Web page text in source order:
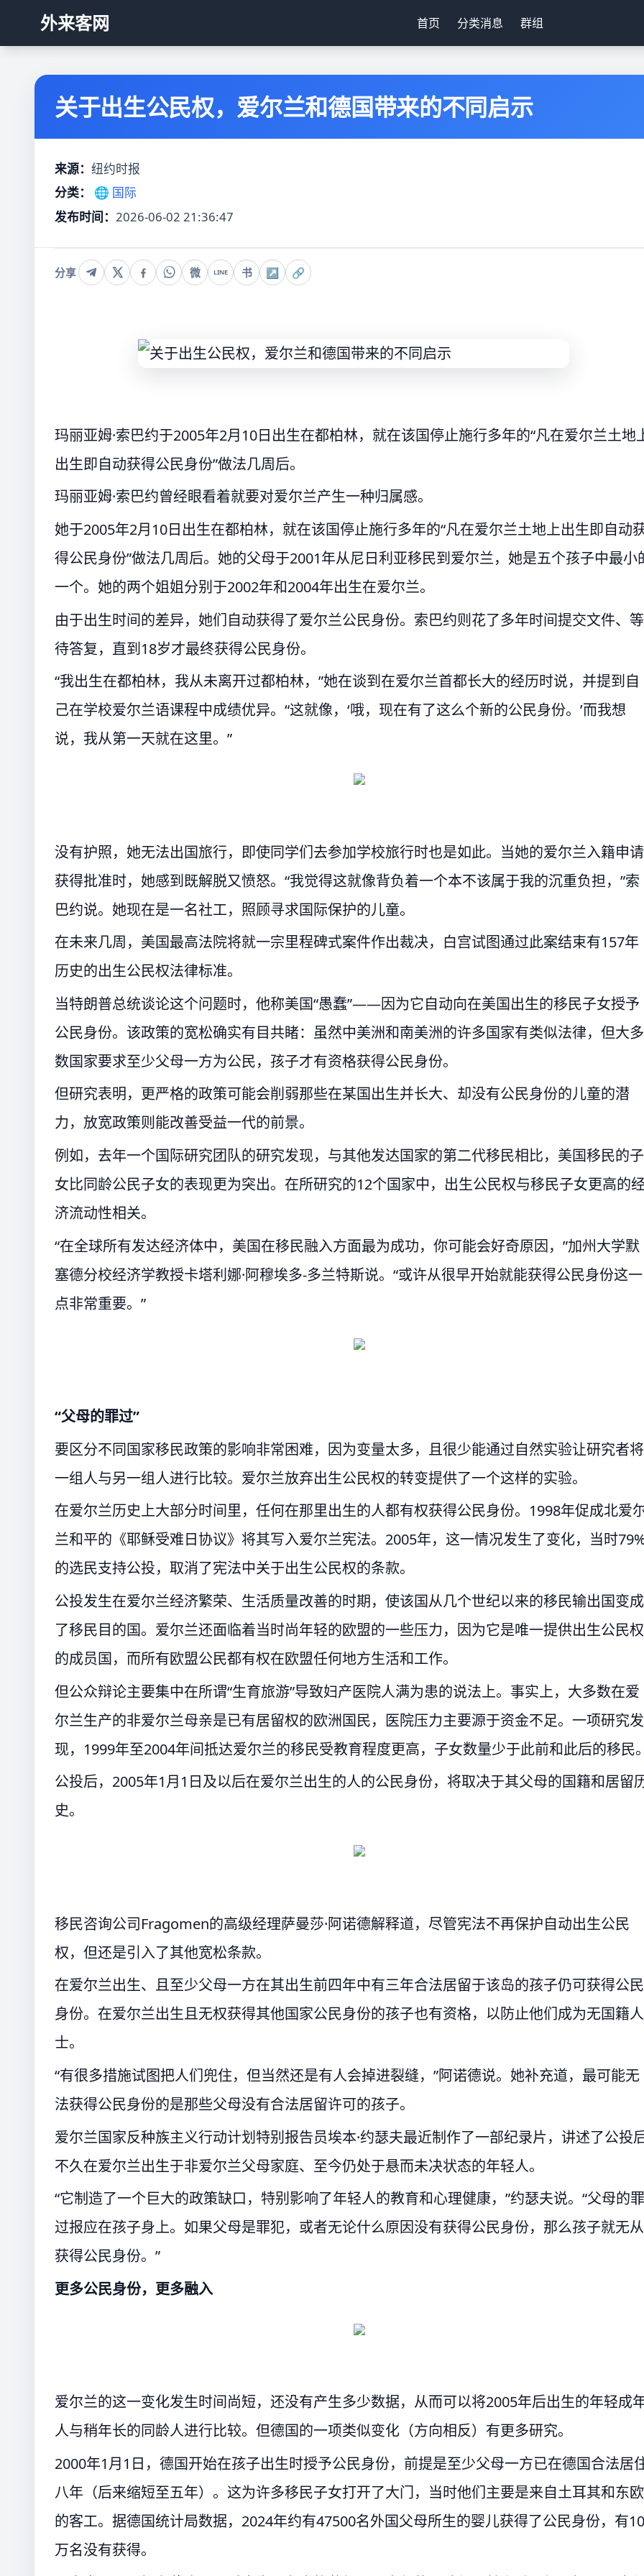
外来客网 首页 分类消息 群组
关于出生公民权，爱尔兰和德国带来的不同启示
来源： 纽约时报
分类：
🌐 国际
发布时间： 2026-06-02 21:36:47
分享 微 LINE 书 ↗ 🔗
玛丽亚姆·索巴约于2005年2月10日出生在都柏林，就在该国停止施行多年的“凡在爱尔兰土地
出生即自动获得公民身份”做法几周后。
玛丽亚姆·索巴约曾经眼看着就要对爱尔兰产生一种归属感。
她于2005年2月10日出生在都柏林，就在该国停止施行多年的“凡在爱尔兰土地上出生即自动
得公民身份”做法几周后。她的父母于2001年从尼日利亚移民到爱尔兰，她是五个孩子中最小
一个。她的两个姐姐分别于2002年和2004年出生在爱尔兰。
由于出生时间的差异，她们自动获得了爱尔兰公民身份。索巴约则花了多年时间提交文件、等
待答复，直到18岁才最终获得公民身份。
“我出生在都柏林，我从未离开过都柏林，”她在谈到在爱尔兰首都长大的经历时说，并提到自
己在学校爱尔兰语课程中成绩优异。“这就像，‘哦，现在有了这么个新的公民身份。’而我想
说，我从第一天就在这里。”
没有护照，她无法出国旅行，即使同学们去参加学校旅行时也是如此。当她的爱尔兰入籍申请
获得批准时，她感到既解脱又愤怒。“我觉得这就像背负着一个本不该属于我的沉重负担，”索
巴约说。她现在是一名社工，照顾寻求国际保护的儿童。
在未来几周，美国最高法院将就一宗里程碑式案件作出裁决，白宫试图通过此案结束有157年
历史的出生公民权法律标准。
当特朗普总统谈论这个问题时，他称美国“愚蠢”——因为它自动向在美国出生的移民子女授予
公民身份。该政策的宽松确实有目共睹：虽然中美洲和南美洲的许多国家有类似法律，但大多
数国家要求至少父母一方为公民，孩子才有资格获得公民身份。
但研究表明，更严格的政策可能会削弱那些在某国出生并长大、却没有公民身份的儿童的潜
力，放宽政策则能改善受益一代的前景。
例如，去年一个国际研究团队的研究发现，与其他发达国家的第二代移民相比，美国移民的子
女比同龄公民子女的表现更为突出。在所研究的12个国家中，出生公民权与移民子女更高的
济流动性相关。
“在全球所有发达经济体中，美国在移民融入方面最为成功，你可能会好奇原因，”加州大学默
塞德分校经济学教授卡塔利娜·阿穆埃多-多兰特斯说。“或许从很早开始就能获得公民身份这一
点非常重要。”
“父母的罪过”
要区分不同国家移民政策的影响非常困难，因为变量太多，且很少能通过自然实验让研究者将
一组人与另一组人进行比较。爱尔兰放弃出生公民权的转变提供了一个这样的实验。
在爱尔兰历史上大部分时间里，任何在那里出生的人都有权获得公民身份。1998年促成北爱
兰和平的《耶稣受难日协议》将其写入爱尔兰宪法。2005年，这一情况发生了变化，当时
的选民支持公投，取消了宪法中关于出生公民权的条款。
公投发生在爱尔兰经济繁荣、生活质量改善的时期，使该国从几个世纪以来的移民输出国变成
了移民目的国。爱尔兰还面临着当时尚年轻的欧盟的一些压力，因为它是唯一提供出生公民权
的成员国，而所有欧盟公民都有权在欧盟任何地方生活和工作。
但公众辩论主要集中在所谓“生育旅游”导致妇产医院人满为患的说法上。事实上，大多数在爱
尔兰生产的非爱尔兰母亲是已有居留权的欧洲国民，医院压力主要源于资金不足。一项研究发
现，1999年至2004年间抵达爱尔兰的移民受教育程度更高，子女数量少于此前和此后的移民
公投后，2005年1月1日及以后在爱尔兰出生的人的公民身份，将取决于其父母的国籍和居留
史。
移民咨询公司Fragomen的高级经理萨曼莎·阿诺德解释道，尽管宪法不再保护自动出生公民
权，但还是引入了其他宽松条款。
在爱尔兰出生、且至少父母一方在其出生前四年中有三年合法居留于该岛的孩子仍可获得公民
身份。在爱尔兰出生且无权获得其他国家公民身份的孩子也有资格，以防止他们成为无国籍人
士。
“有很多措施试图把人们兜住，但当然还是有人会掉进裂缝，”阿诺德说。她补充道，最可能无
法获得公民身份的是那些父母没有合法居留许可的孩子。
爱尔兰国家反种族主义行动计划特别报告员埃本·约瑟夫最近制作了一部纪录片，讲述了公投
不久在爱尔兰出生于非爱尔兰父母家庭、至今仍处于悬而未决状态的年轻人。
“它制造了一个巨大的政策缺口，特别影响了年轻人的教育和心理健康，”约瑟夫说。“父母的罪
过报应在孩子身上。如果父母是罪犯，或者无论什么原因没有获得公民身份，那么孩子就无从
获得公民身份。”
更多公民身份，更多融入
爱尔兰的这一变化发生时间尚短，还没有产生多少数据，从而可以将2005年后出生的年轻成
人与稍年长的同龄人进行比较。但德国的一项类似变化（方向相反）有更多研究。
2000年1月1日，德国开始在孩子出生时授予公民身份，前提是至少父母一方已在德国合法居
八年（后来缩短至五年）。这为许多移民子女打开了大门，当时他们主要是来自土耳其和东欧
的客工。据德国统计局数据，2024年约有47500名外国父母所生的婴儿获得了公民身份，有10
万名没有获得。